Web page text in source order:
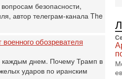
безопасности,
автор телеграм-канала The
обозревателя
каждым днем. Почему Трамп в
ударов по иранским